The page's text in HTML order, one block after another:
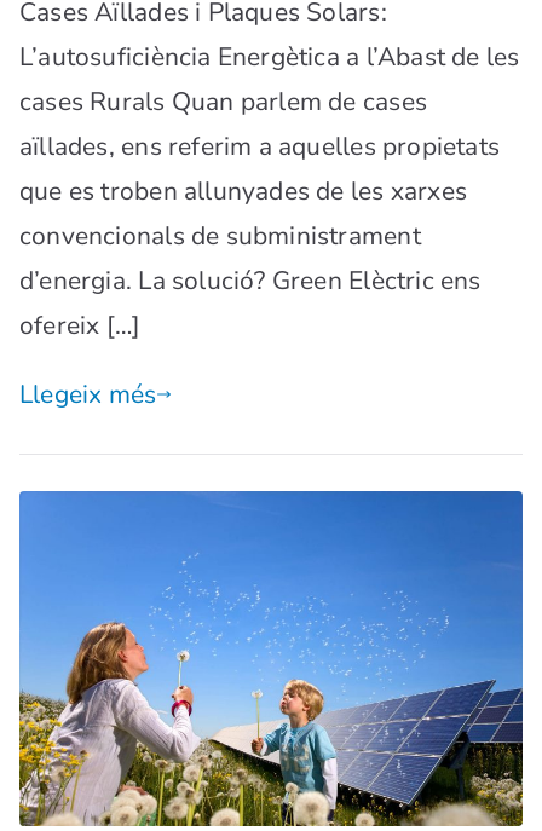
Cases Aïllades i Plaques Solars:
L’autosuficiència Energètica a l’Abast de les
cases Rurals Quan parlem de cases
aïllades, ens referim a aquelles propietats
que es troben allunyades de les xarxes
convencionals de subministrament
d’energia. La solució? Green Elèctric ens
ofereix […]
Llegeix més